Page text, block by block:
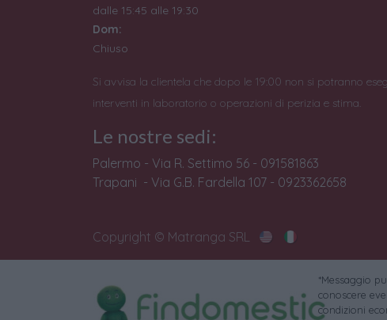
dalle 15:45 alle 19:30
Dom:
Chiuso
Si avvisa la clientela che dopo le 19:00 non si potranno
interventi in laboratorio o operazioni di perizia e stima.
Le nostre sedi:
Palermo - Via R. Settimo 56 - 091581863
Trapani - Via G.B. Fardella 107 - 0923362658
Copyright © Matranga SRL
*Messaggio
conoscere
condizioni